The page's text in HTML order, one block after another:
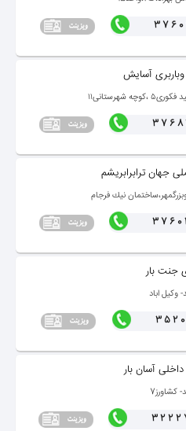
آسایش
شهرستانی۱۱
جهان ترابرابریشم
نیك فرجام
جنت بار
وكیل اباد
آسان بار
كشاورز7